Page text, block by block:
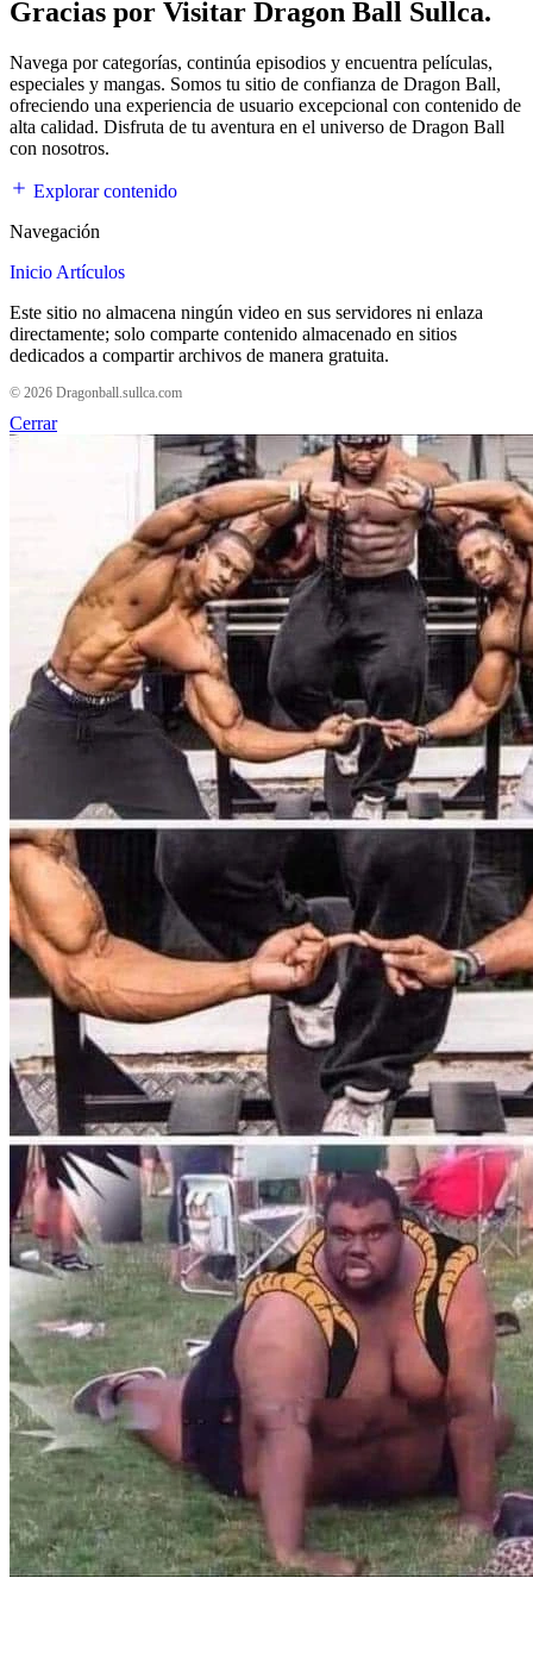
Gracias por Visitar Dragon Ball Sullca.
Navega por categorías, continúa episodios y encuentra películas,
especiales y mangas. Somos tu sitio de confianza de Dragon Ball,
ofreciendo una experiencia de usuario excepcional con contenido de
alta calidad. Disfruta de tu aventura en el universo de Dragon Ball
con nosotros.
Explorar contenido
Navegación
Inicio Artículos
Este sitio no almacena ningún video en sus servidores ni enlaza
directamente; solo comparte contenido almacenado en sitios
dedicados a compartir archivos de manera gratuita.
© 2026 Dragonball.sullca.com
Cerrar